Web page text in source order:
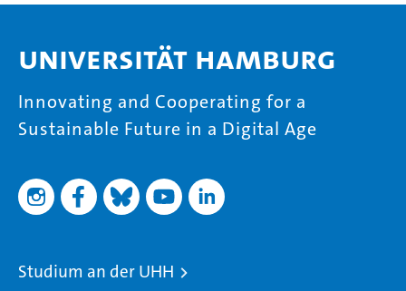
Universität Hamburg
Innovating and Cooperating for a
Sustainable Future in a Digital Age
Studium an der UHH